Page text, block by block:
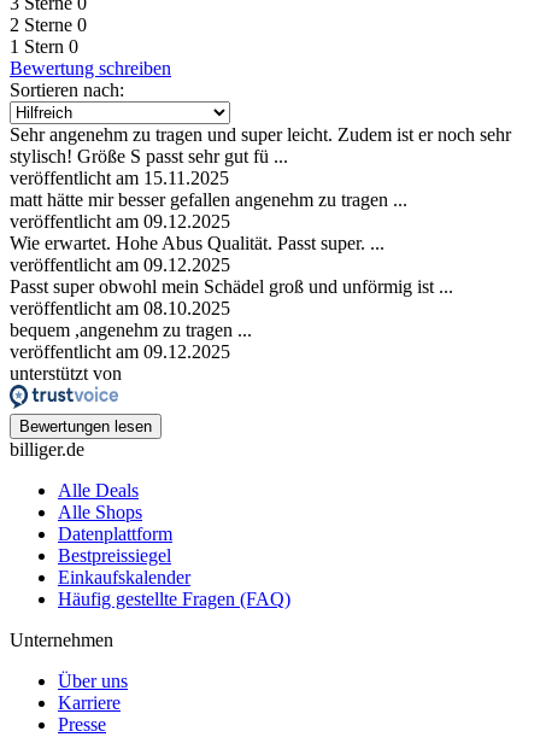
2 Sterne 0
1 Stern 0
Bewertung schreiben
Sortieren nach:
Sehr angenehm zu tragen und super leicht. Zudem ist er noch sehr
stylisch! Größe S passt sehr gut fü ...
veröffentlicht am 15.11.2025
matt hätte mir besser gefallen angenehm zu tragen ...
veröffentlicht am 09.12.2025
Wie erwartet. Hohe Abus Qualität. Passt super. ...
veröffentlicht am 09.12.2025
Passt super obwohl mein Schädel groß und unförmig ist ...
veröffentlicht am 08.10.2025
bequem ,angenehm zu tragen ...
veröffentlicht am 09.12.2025
unterstützt von
Bewertungen lesen
billiger.de
Alle Deals
Alle Shops
Datenplattform
Bestpreissiegel
Einkaufskalender
Häufig gestellte Fragen (FAQ)
Unternehmen
Über uns
Karriere
Presse